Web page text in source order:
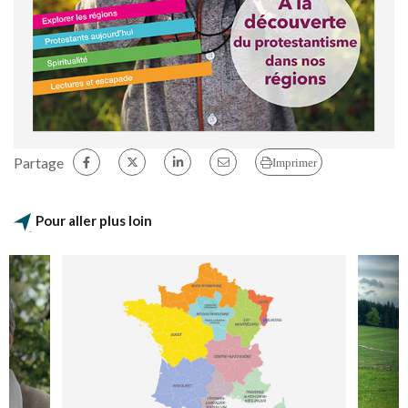
Partage Imprimer
Pour aller plus loin